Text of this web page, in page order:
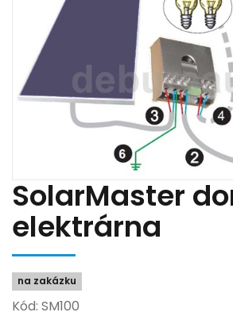
SolarMaster
elektrárna
na zakázku
Kód: SM100